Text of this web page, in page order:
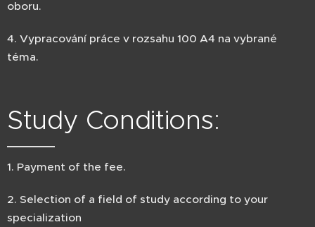
oboru.
4. Vypracování práce v rozsahu 100 A4 na vybrané
téma.
Study Conditions:
1. Payment of the fee.
2. Selection of a field of study according to your
specialization